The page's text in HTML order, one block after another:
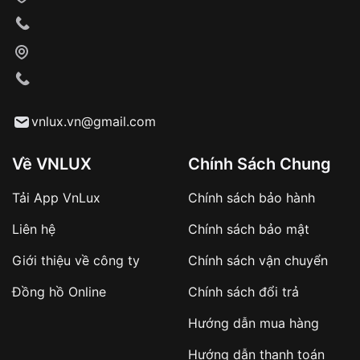
Từ khóa SEO:
sản phẩm đặc biệt
hàng
Số tiền còn lại thanh toán khi nhận hàng hoặc
vnlux.vn@gmail.com
Về VNLUX
Tải App VnLux
Liên hệ
Giới thiệu về công ty
Đồng hồ Online
Chính Sách Chung
Chính sách bảo hành
Chính sách bảo mật
Chính sách vận chuyển
Chính sách đổi trả
Hướng dẫn mua hàng
Hướng dẫn thanh toán